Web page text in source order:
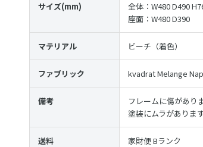
サイズ(mm)
全体：W480 D490
座面：W480 D390
マテリアル ビーチ（着色）
ファブリック kvadrat Melange
備考
フレームに傷がありま
塗装にムラがあります
送料
家財便 Bランク